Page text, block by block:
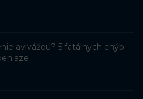
avivážou? 5 fatálnych chýb